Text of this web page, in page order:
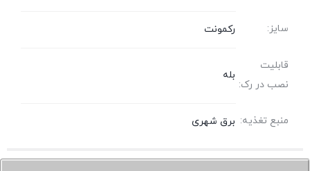
سایز: رکمونت
قابلیت
نصب در رک:
بله
منبع تغذیه: برق شهری